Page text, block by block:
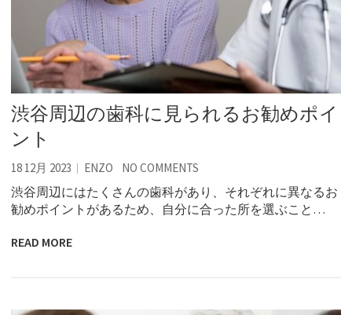
渋谷周辺の歯科に見られるお勧めポイ
ント
18 12月 2023 ENZO NO COMMENTS
渋谷周辺にはたくさんの歯科があり、それぞれに異なるお
勧めポイントがあるため、自分に合った所を選ぶこと…
READ MORE